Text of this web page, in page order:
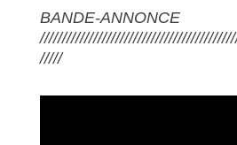
BANDE-ANNONCE
/////